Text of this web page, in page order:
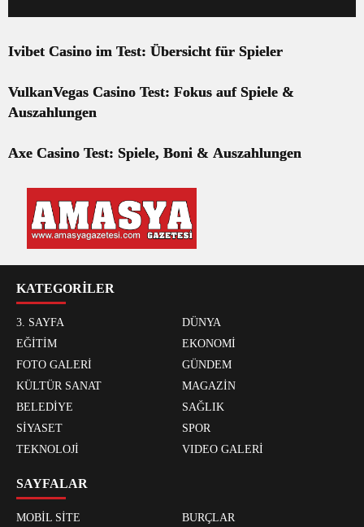
Ivibet Casino im Test: Übersicht für Spieler
VulkanVegas Casino Test: Fokus auf Spiele &
Auszahlungen
Axe Casino Test: Spiele, Boni & Auszahlungen
KATEGORİLER
3. SAYFA
DÜNYA
EĞİTİM
EKONOMİ
FOTO GALERİ
GÜNDEM
KÜLTÜR SANAT
MAGAZİN
BELEDİYE
SAĞLIK
SİYASET
SPOR
TEKNOLOJİ
VIDEO GALERİ
SAYFALAR
MOBİL SİTE BURÇLAR